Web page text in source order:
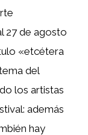
27 de agosto
«etcétera
del
los artistas
además
hay